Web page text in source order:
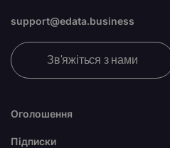
Оголошення
Підписки
support@edata.business
Зв'яжіться з нами